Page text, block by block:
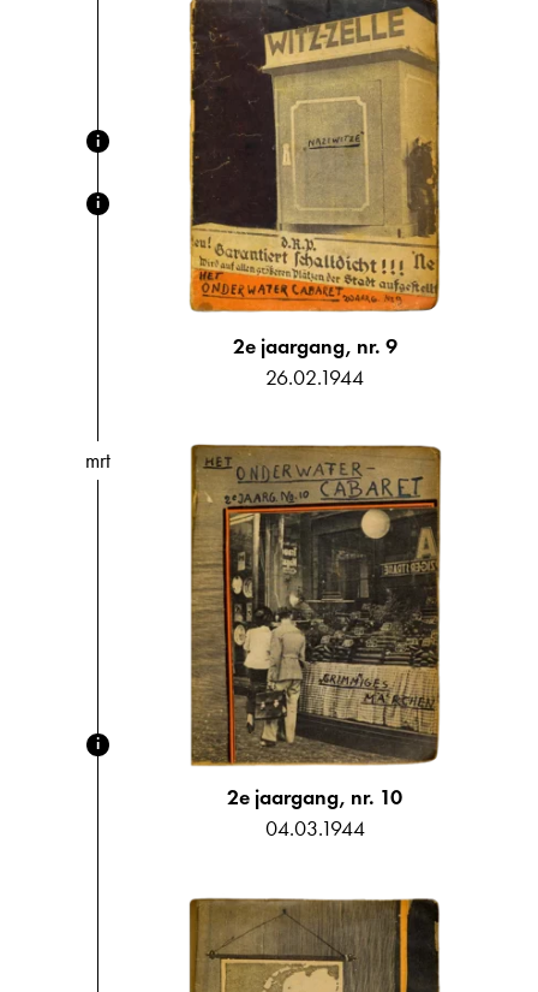
2e jaargang, nr. 9
26.02.1944
i
i
2e jaargang, nr. 10
04.03.1944
mrt
i